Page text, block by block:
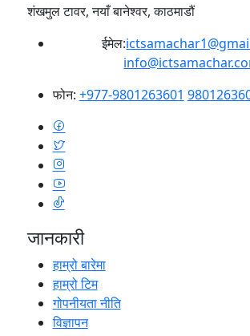
शंखमुल टावर, नयाँ बानेश्वर, काठमाडौं
ईमेल:
फोन: +977-9801263601
जानकारी
हाम्रो बारेमा
हाम्रो टिम
गोपनीयता नीति
विज्ञापन